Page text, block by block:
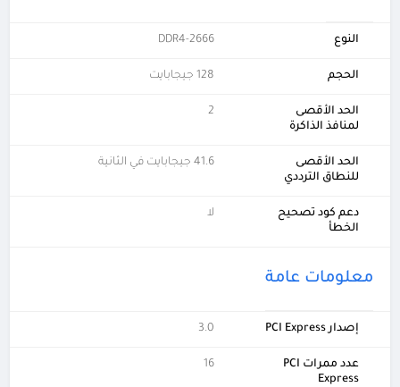
النوع DDR4-2666
الحجم 128 جيجابايت
الحد الأقصى
لمنافذ الذاكرة
2
الحد الأقصى
للنطاق الترددي
41.6 جيجابايت في الثانية
دعم كود تصحيح
الخطأ
لا
معلومات عامة
إصدار PCI Express 3.0
عدد ممرات PCI
Express
16